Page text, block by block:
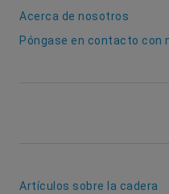
Acerca de nosotros
Póngase en contacto con
Artículos sobre la cadera